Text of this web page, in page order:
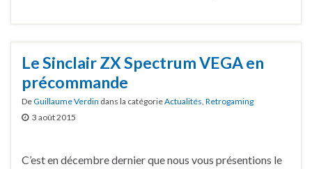
Le Sinclair ZX Spectrum VEGA en
précommande
DeGuillaume Verdin dans la catégorieActualités, Retrogaming
3 août 2015
C’est en décembre dernier que nous vous présentions le